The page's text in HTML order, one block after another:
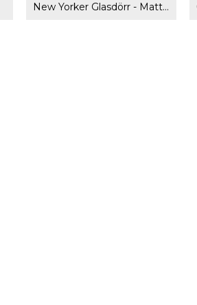
New Yorker Glasdörr - Matt svart